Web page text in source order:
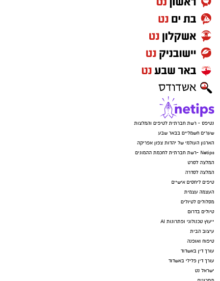
נטיפס - רשת חברתית לטיפים והמלצות
שערים חשמליים בבאר שבע
הארגון העולמי של יהדות צפון אפריקה
Netips -רשת חברתית לחכמת ההמונים
המלצה לסרט
המלצה לסדרה
טיפים ליחסים אישיים
העצמה עצמית
מסלולים לטיולים
טיולים בדרום
ייעוץ טכנולוגי ופתרונות AI
עיצוב הבית
טיפוח ואופנה
עורך דין באשדוד
עורך דין פלילי באשדוד
ישראל נט